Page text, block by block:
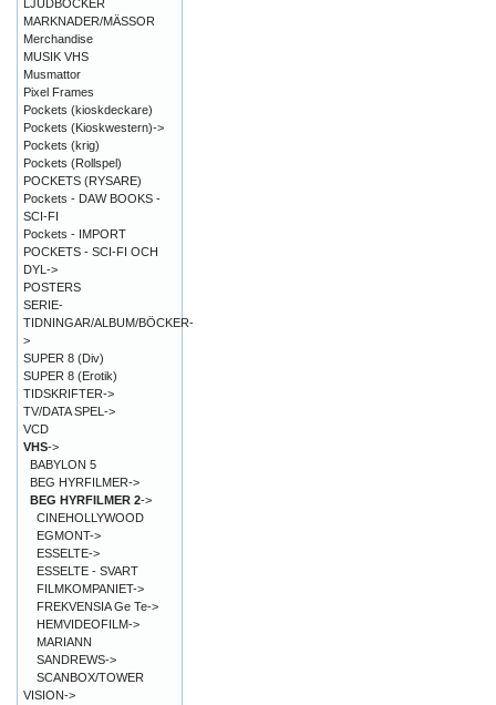
LJUDBÖCKER
MARKNADER/MÄSSOR
Merchandise
MUSIK VHS
Musmattor
Pixel Frames
Pockets (kioskdeckare)
Pockets (Kioskwestern)->
Pockets (krig)
Pockets (Rollspel)
POCKETS (RYSARE)
Pockets - DAW BOOKS -
SCI-FI
Pockets - IMPORT
POCKETS - SCI-FI OCH
DYL->
POSTERS
SERIE-
TIDNINGAR/ALBUM/BÖCKER-
>
SUPER 8 (Div)
SUPER 8 (Erotik)
TIDSKRIFTER->
TV/DATA SPEL->
VCD
VHS->
BABYLON 5
BEG HYRFILMER->
BEG HYRFILMER 2->
CINEHOLLYWOOD
EGMONT->
ESSELTE->
ESSELTE - SVART
FILMKOMPANIET->
FREKVENSIA Ge Te->
HEMVIDEOFILM->
MARIANN
SANDREWS->
SCANBOX/TOWER
VISION->